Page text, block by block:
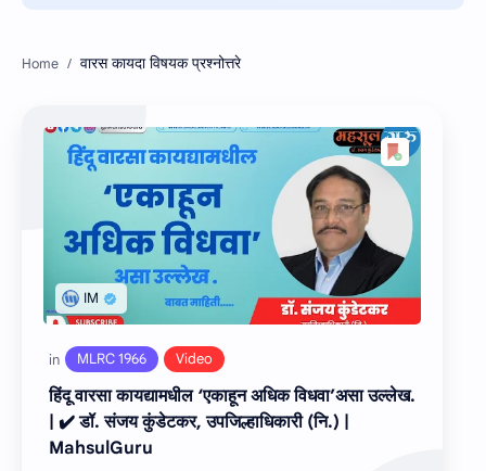
वारस कायदा विषयक प्रश्‍नोत्तरे
हिंदू वारसा कायद्यामधील ‘एकाहून अधिक विधवा’असा उल्‍लेख.
| ✔️ डॉ. संजय कुंडेटकर, उपजिल्हाधिकारी (नि.) |
MahsulGuru